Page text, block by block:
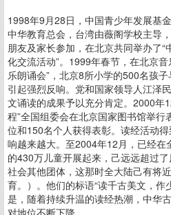
1998年9月28日，中国青少年发展基
中华教育总会，台湾由薇阁学校主导
朋友及家长参加，在北京共同举办了
化交流活动”。1999年春节，在北京
乐朗诵会”，北京8所小学的500名孩
引起强烈反响。党和国家领导人江泽
文诵读的成果予以充分肯定。2000年
程”全国组委会在北京国家图书馆举
位和150名个人获得表彰。读经活动
响越来越大。至2004年12月，已经
的430万儿童开展起来，己远远超过
社会其他团体，这那时全大陆己有将
育。）。他们的标语“读千古美文，作
是，随着持续升温的读经热潮，中华
对地位不断下降。